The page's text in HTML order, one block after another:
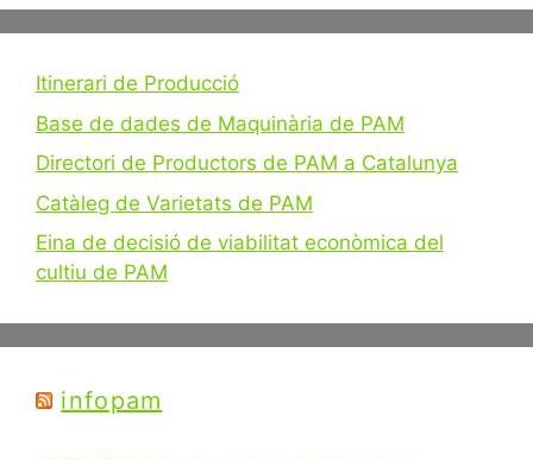
Itinerari de Producció
Base de dades de Maquinària de PAM
Directori de Productors de PAM a Catalunya
Catàleg de Varietats de PAM
Eina de decisió de viabilitat econòmica del
cultiu de PAM
infopam